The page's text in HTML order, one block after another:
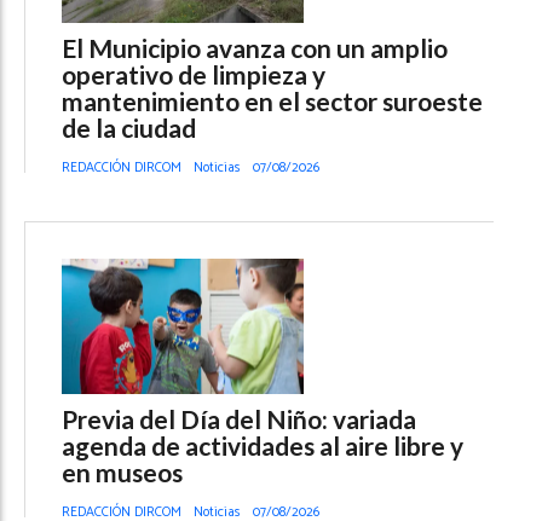
El Municipio avanza con un amplio
operativo de limpieza y
mantenimiento en el sector suroeste
de la ciudad
REDACCIÓN DIRCOM Noticias 07/08/2026
Previa del Día del Niño: variada
agenda de actividades al aire libre y
en museos
REDACCIÓN DIRCOM Noticias 07/08/2026